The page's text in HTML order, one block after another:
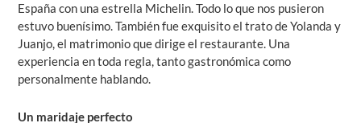
España con una estrella Michelin. Todo lo que nos pusieron
estuvo buenísimo. También fue exquisito el trato de Yolanda y
Juanjo, el matrimonio que dirige el restaurante. Una
experiencia en toda regla, tanto gastronómica como
personalmente hablando.
Un maridaje perfecto